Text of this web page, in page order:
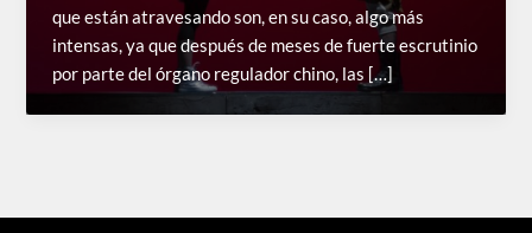
que están atravesando son, en su caso, algo más
intensas, ya que después de meses de fuerte escrutinio
por parte del órgano regulador chino, las […]